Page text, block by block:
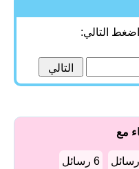
التالي:
مع
6 رسائل